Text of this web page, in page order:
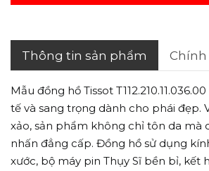
Thông tin sản phẩm Chính
Mẫu đồng hồ Tissot
tế và sang trọng dành cho phái đẹp.
xảo, sản phẩm không chỉ tôn da mà
nhấn đẳng cấp. Đồng hồ sử dụng
xước, bộ máy pin Thụy Sĩ bền bỉ, kết